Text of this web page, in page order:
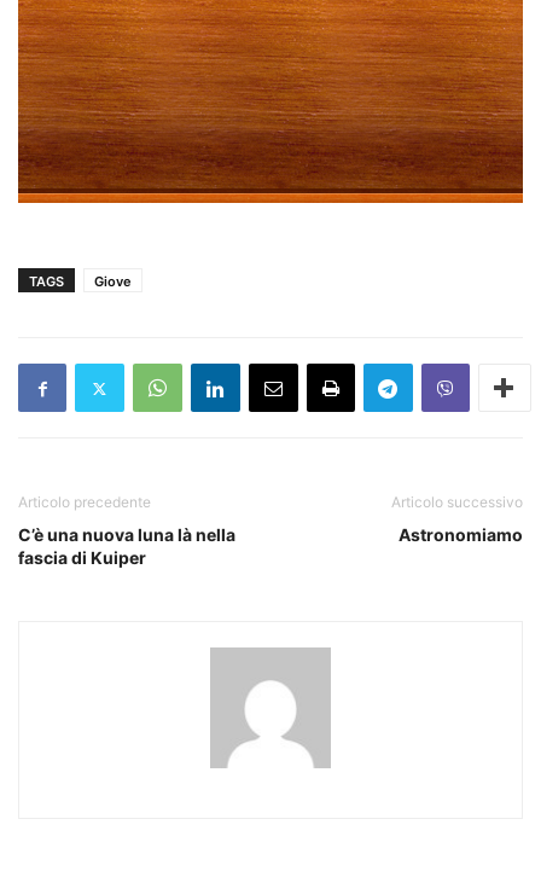
TAGS Giove
Articolo precedente
C’è una nuova luna là nella
fascia di Kuiper
Articolo successivo
Astronomiamo